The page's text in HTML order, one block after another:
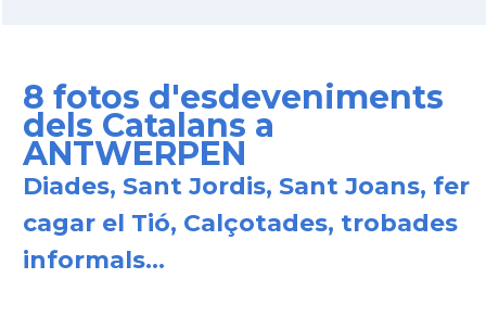
8 fotos d'esdeveniments
dels Catalans a
ANTWERPEN
Diades, Sant Jordis, Sant Joans, fer
cagar el Tió, Calçotades, trobades
informals...